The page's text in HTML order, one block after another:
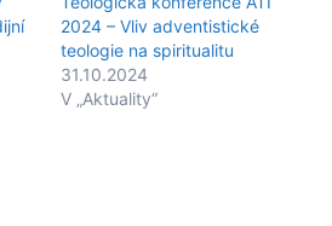
2024 – Vliv adventistické
teologie na spiritualitu
31.10.2024
V „Aktuality“